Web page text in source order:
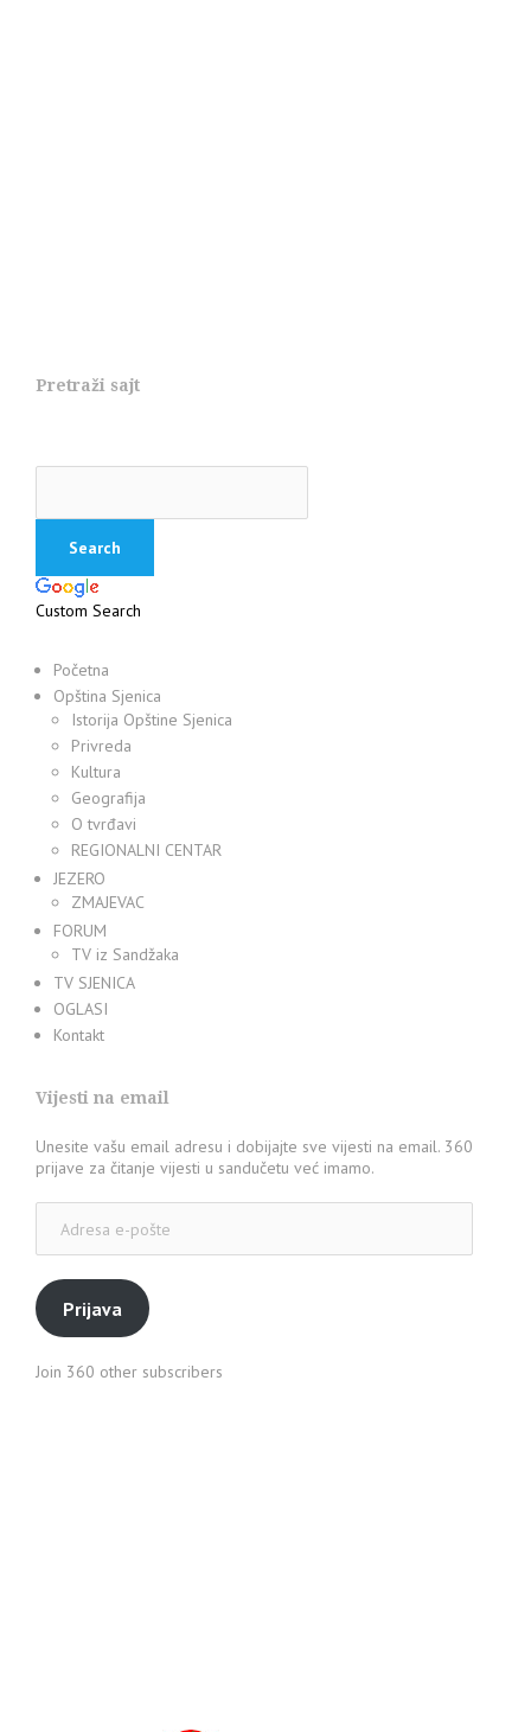
Pretraži sajt
Custom Search
Početna
Opština Sjenica
Istorija Opštine Sjenica
Privreda
Kultura
Geografija
O tvrđavi
REGIONALNI CENTAR
JEZERO
ZMAJEVAC
FORUM
TV iz Sandžaka
TV SJENICA
OGLASI
Kontakt
Vijesti na email
Unesite vašu email adresu i dobijajte sve vijesti na email. 360
prijave za čitanje vijesti u sandučetu već imamo.
pošte
Prijava
Join 360 other subscribers